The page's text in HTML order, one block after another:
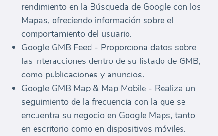
rendimiento en la Búsqueda de Google con los
Mapas, ofreciendo información sobre el
comportamiento del usuario.
Google GMB Feed - Proporciona datos sobre
las interacciones dentro de su listado de GMB,
como publicaciones y anuncios.
Google GMB Map & Map Mobile - Realiza un
seguimiento de la frecuencia con la que se
encuentra su negocio en Google Maps, tanto
en escritorio como en dispositivos móviles.